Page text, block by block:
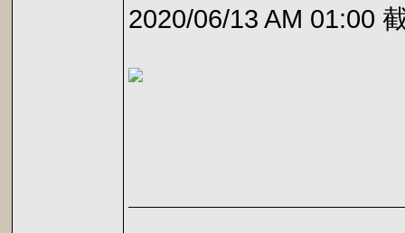
2020/06/13 AM 01:00